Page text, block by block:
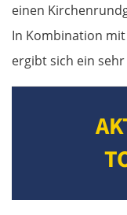
einen
In Kombination
ergibt sich ein
Cham